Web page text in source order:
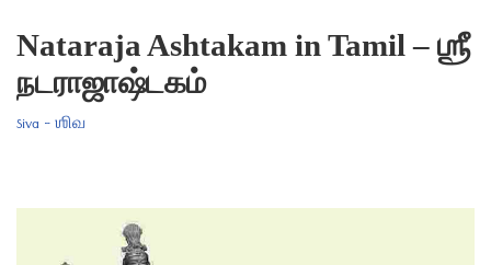
Nataraja Ashtakam in Tamil – ஶ்ரீ
நடராஜாஷ்டகம்
Siva - ஶிவ